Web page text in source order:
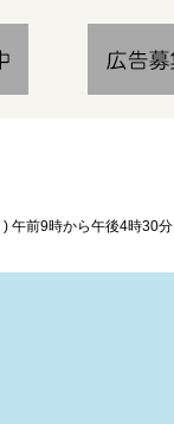
午前9時から午後4時30